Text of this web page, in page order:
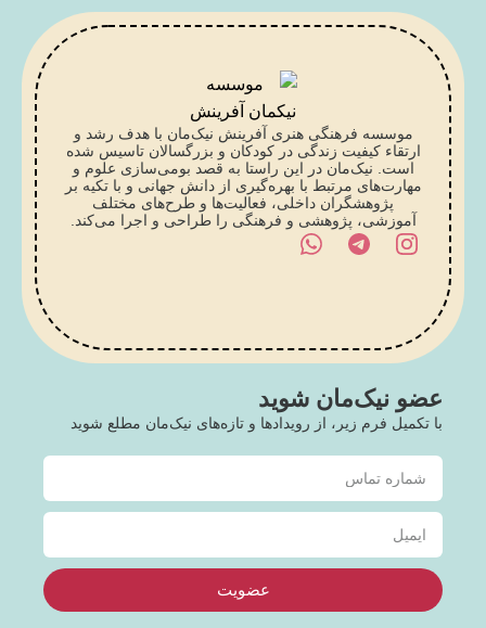
تماس با کارشناس
موسسه فرهنگی هنری آفرینش نیک‌مان با هدف رشد و
ارتقاء کیفیت زندگی در کودکان و بزرگسالان تاسیس شده
است. نیک‌مان در این راستا به قصد بومی‌سازی علوم و
مهارت‌های مرتبط با بهره‌گیری از دانش جهانی و با تکیه بر
پژوهشگران داخلی، فعالیت‌ها و طرح‌های مختلف
آموزشی، پژوهشی و فرهنگی را طراحی و اجرا می‌کند.
عضو نیک‌مان شوید
با تکمیل فرم زیر، از رویدادها و تازه‌های نیک‌مان مطلع شوید
عضویت